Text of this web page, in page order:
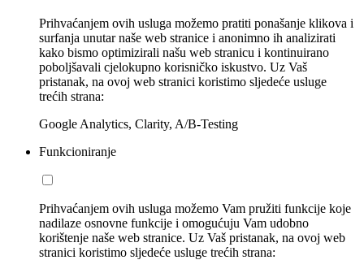
Prihvaćanjem ovih usluga možemo pratiti ponašanje klikova i
surfanja unutar naše web stranice i anonimno ih analizirati
kako bismo optimizirali našu web stranicu i kontinuirano
poboljšavali cjelokupno korisničko iskustvo. Uz Vaš
pristanak, na ovoj web stranici koristimo sljedeće usluge
trećih strana:
Google Analytics, Clarity, A/B-Testing
Funkcioniranje
Prihvaćanjem ovih usluga možemo Vam pružiti funkcije koje
nadilaze osnovne funkcije i omogućuju Vam udobno
korištenje naše web stranice. Uz Vaš pristanak, na ovoj web
stranici koristimo sljedeće usluge trećih strana: